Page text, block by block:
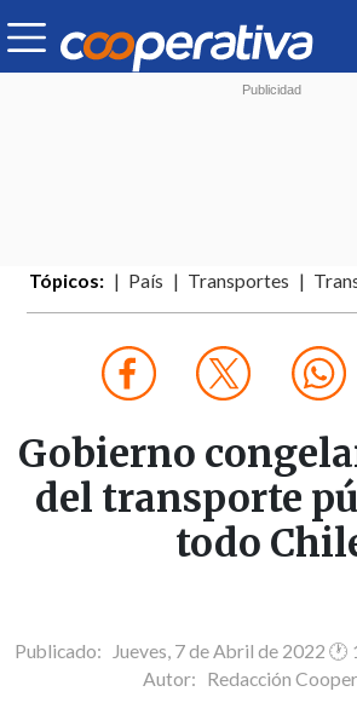
Tópicos: País Transportes
Gobierno
del transporte
todo
Publicado: Jueves, 7 de Abril de 2022 🕐
Autor: Redacción